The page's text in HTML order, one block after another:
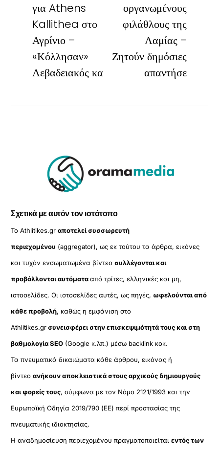
για Athens
Kallithea στο
Αγρίνιο –
«Κόλλησαν»
Λεβαδειακός κα
οργανωμένους
φιλάθλους της
Λαμίας –
Ζητούν δημόσιες
απαντήσε
Σχετικά με αυτόν τον ιστότοπο
Το Athlitikes.grαποτελεί συσσωρευτή
περιεχομένου (aggregator), ως εκ τούτου τα άρθρα, εικόνες
και τυχόν ενσωματωμένα βίντεοσυλλέγονται και
προβάλλονται αυτόματααπό τρίτες, ελληνικές και μη,
ιστοσελίδες. Οι ιστοσελίδες αυτές, ως πηγές, ωφελούνται από
κάθε προβολή, καθώς η εμφάνιση στο
Athlitikes.grσυνεισφέρει στην επισκεψιμότητά τους και στη
βαθμολογία SEO (Google κ.λπ.) μέσω backlink κοκ.
Τα πνευματικά δικαιώματα κάθε άρθρου, εικόνας ή
βίντεοανήκουν αποκλειστικά στους αρχικούς δημιουργούς
και φορείς τους, σύμφωνα με τον Νόμο 2121/1993 και την
Ευρωπαϊκή Οδηγία 2019/790 (ΕΕ) περί προστασίας της
πνευματικής ιδιοκτησίας.
Η αναδημοσίευση περιεχομένου πραγματοποιείταιεντός των